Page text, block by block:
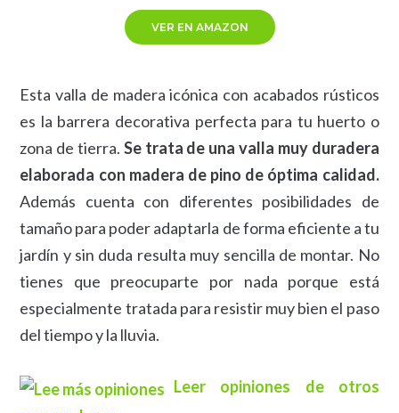
VER EN AMAZON
Esta valla de madera icónica con acabados rústicos
es la barrera decorativa perfecta para tu huerto o
zona de tierra. Se trata de una valla muy duradera
elaborada con madera de pino de óptima calidad.
Además cuenta con diferentes posibilidades de
tamaño para poder adaptarla de forma eficiente a tu
jardín y sin duda resulta muy sencilla de montar. No
tienes que preocuparte por nada porque está
especialmente tratada para resistir muy bien el paso
del tiempo y la lluvia.
Leer opiniones de otros